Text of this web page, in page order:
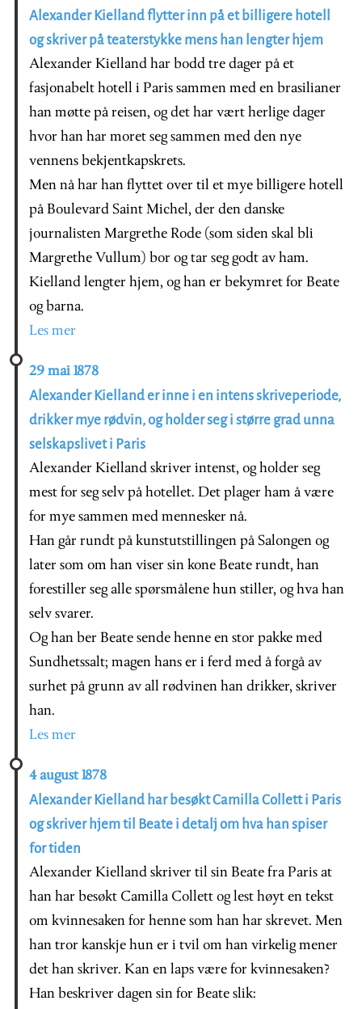
Alexander Kielland flytter inn på et billigere hotell
og skriver på teaterstykke mens han lengter hjem
Alexander Kielland har bodd tre dager på et
fasjonabelt hotell i Paris sammen med en brasilianer
han møtte på reisen, og det har vært herlige dager
hvor han har moret seg sammen med den nye
vennens bekjentkapskrets.
Men nå har han flyttet over til et mye billigere hotell
på Boulevard Saint Michel, der den danske
journalisten Margrethe Rode (som siden skal bli
Margrethe Vullum) bor og tar seg godt av ham.
Kielland lengter hjem, og han er bekymret for Beate
og barna.
Les mer
29 mai 1878
Alexander Kielland er inne i en intens skriveperiode,
drikker mye rødvin, og holder seg i større grad unna
selskapslivet i Paris
Alexander Kielland skriver intenst, og holder seg
mest for seg selv på hotellet. Det plager ham å være
for mye sammen med mennesker nå.
Han går rundt på kunstutstillingen på Salongen og
later som om han viser sin kone Beate rundt, han
forestiller seg alle spørsmålene hun stiller, og hva han
selv svarer.
Og han ber Beate sende henne en stor pakke med
Sundhetssalt; magen hans er i ferd med å forgå av
surhet på grunn av all rødvinen han drikker, skriver
han.
Les mer
4 august 1878
Alexander Kielland har besøkt Camilla Collett i Paris
og skriver hjem til Beate i detalj om hva han spiser
for tiden
Alexander Kielland skriver til sin Beate fra Paris at
han har besøkt Camilla Collett og lest høyt en tekst
om kvinnesaken for henne som han har skrevet. Men
han tror kanskje hun er i tvil om han virkelig mener
det han skriver. Kan en laps være for kvinnesaken?
Han beskriver dagen sin for Beate slik: